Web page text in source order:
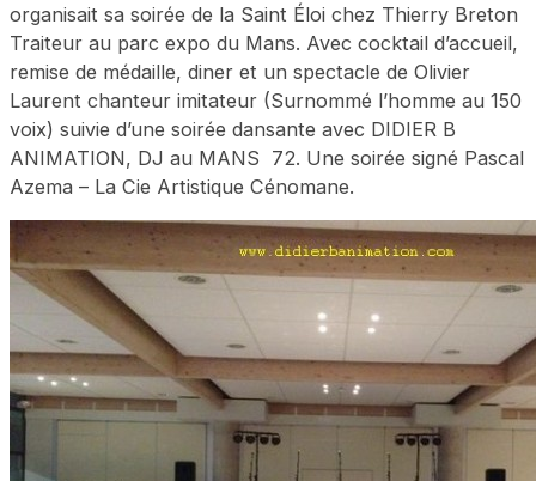
organisait sa soirée de la Saint Éloi chez Thierry Breton
Traiteur au parc expo du Mans. Avec cocktail d’accueil,
remise de médaille, diner et un spectacle de Olivier
Laurent chanteur imitateur (Surnommé l’homme au 150
voix) suivie d’une soirée dansante avec DIDIER B
ANIMATION, DJ au MANS 72. Une soirée signé Pascal
Azema – La Cie Artistique Cénomane.